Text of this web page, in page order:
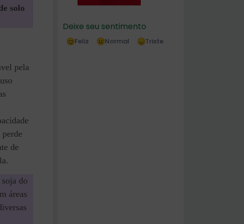
solo
pela
de
do
áreas
Deixe seu sentimento
Feliz Normal Triste